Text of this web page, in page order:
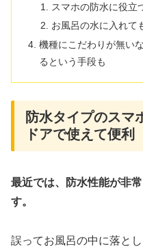
スマホの防水に役立
お風呂の水に入れて
機種にこだわりが無い
るという手段も
防水タイプのスマ
ドアで使えて便利
最近では、防水性能が非
す。
誤ってお風呂の中に落と